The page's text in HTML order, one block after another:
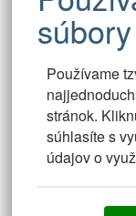
Používame
stránok.
súhlasíte s
údajov o